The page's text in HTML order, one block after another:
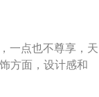
你就会不禁的感
5500rp
最大扭矩，
4、但是那强大的
户得到更佳欢快
一点也不尊享，天
方面，设计感和
也采用了不少镀